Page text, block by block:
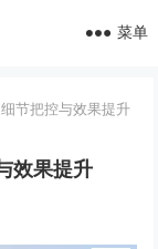
菜单
节把控与效果提升
效果提升